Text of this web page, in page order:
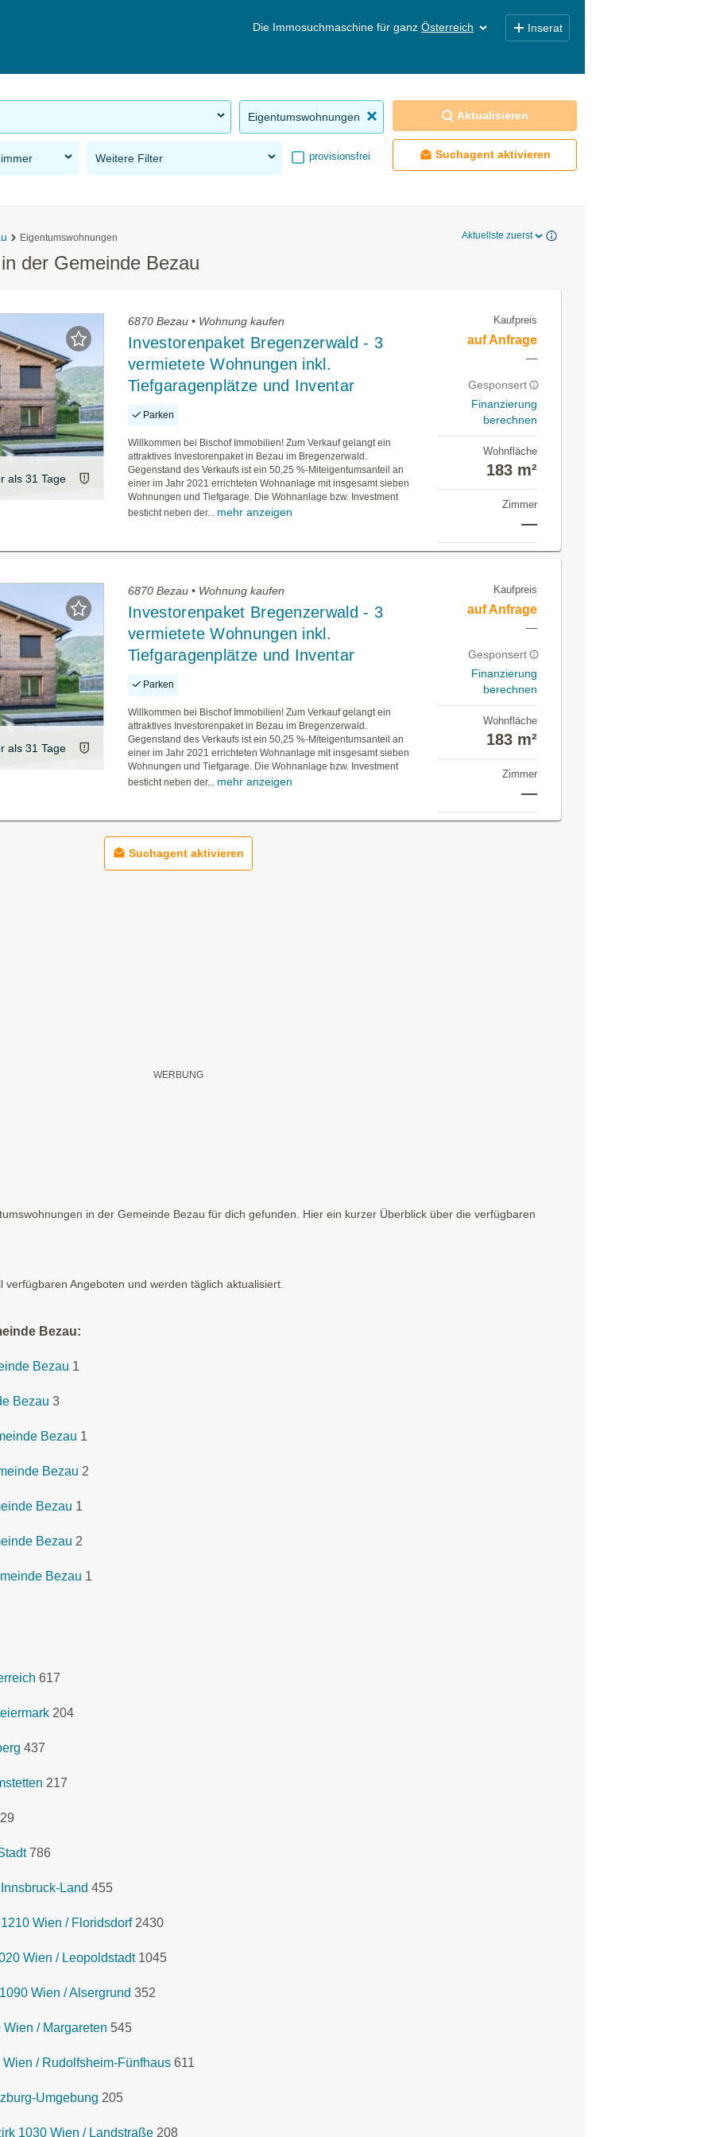
Die Immosuchmaschine für ganz Österreich Inserat
Eigentumswohnungen
Weitere Filter provisionsfrei
Aktualisieren
Suchagent aktivieren
Eigentumswohnungen Aktuellste zuerst
der Gemeinde Bezau
als 31 Tage
6870 Bezau • Wohnung kaufen
Investorenpaket Bregenzerwald - 3
vermietete Wohnungen inkl.
Tiefgaragenplätze und Inventar
Parken
Willkommen bei Bischof Immobilien! Zum Verkauf gelangt ein
attraktives Investorenpaket in Bezau im Bregenzerwald.
Gegenstand des Verkaufs ist ein 50,25 %-Miteigentumsanteil an
einer im Jahr 2021 errichteten Wohnanlage mit insgesamt sieben
Wohnungen und Tiefgarage. Die Wohnanlage bzw. Investment
besticht neben der... mehr anzeigen
Kaufpreis
auf Anfrage
—
Gesponsert
Finanzierung
berechnen
Wohnfläche
183 m²
Zimmer
—
als 31 Tage
6870 Bezau • Wohnung kaufen
Investorenpaket Bregenzerwald - 3
vermietete Wohnungen inkl.
Tiefgaragenplätze und Inventar
Parken
Willkommen bei Bischof Immobilien! Zum Verkauf gelangt ein
attraktives Investorenpaket in Bezau im Bregenzerwald.
Gegenstand des Verkaufs ist ein 50,25 %-Miteigentumsanteil an
einer im Jahr 2021 errichteten Wohnanlage mit insgesamt sieben
Wohnungen und Tiefgarage. Die Wohnanlage bzw. Investment
besticht neben der... mehr anzeigen
Kaufpreis
auf Anfrage
—
Gesponsert
Finanzierung
berechnen
Wohnfläche
183 m²
Zimmer
—
Suchagent aktivieren
in der Gemeinde Bezau für dich gefunden. Hier ein kurzer Überblick über die verfügbaren
Angeboten und werden täglich aktualisiert.
Bezau:
Bezau 1
Bezau 3
Bezau 1
Bezau 2
Bezau 1
Bezau 2
Bezau 1
617
204
437
217
786
Land 455
Wien / Floridsdorf 2430
Wien / Leopoldstadt 1045
Wien / Alsergrund 352
/ Margareten 545
/ Rudolfsheim-Fünfhaus 611
Umgebung 205
1030 Wien / Landstraße 208